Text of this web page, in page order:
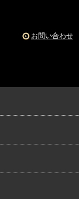
お問い合わせ